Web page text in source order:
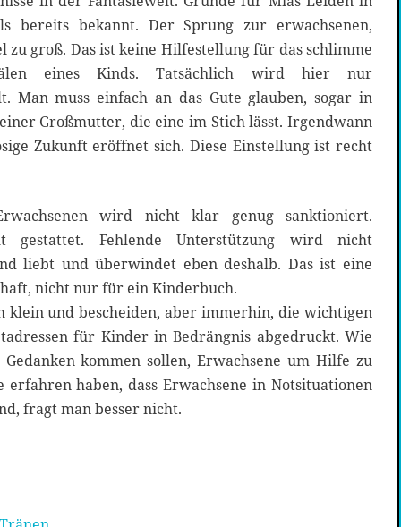
bereits bekannt. Der Sprung zur erwachsenen,
zu groß. Das ist keine Hilfestellung für das schlimme
eines Kinds. Tatsächlich wird hier nur
Man muss einfach an das Gute glauben, sogar in
Großmutter, die eine im Stich lässt. Irgendwann
Zukunft eröffnet sich. Diese Einstellung ist recht
wird nicht klar genug sanktioniert.
gestattet. Fehlende Unterstützung wird nicht
liebt und überwindet eben deshalb. Das ist eine
nicht nur für ein Kinderbuch.
klein und bescheiden, aber immerhin, die wichtigen
für Kinder in Bedrängnis abgedruckt. Wie
kommen sollen, Erwachsene um Hilfe zu
erfahren haben, dass Erwachsene in Notsituationen
fragt man besser nicht.